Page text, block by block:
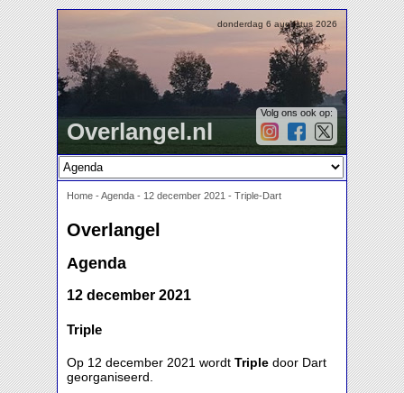
donderdag 6 augustus 2026
Overlangel.nl
Volg ons ook op:
Home -Agenda - 12 december 2021 - Triple-Dart
Overlangel
Agenda
12 december 2021
Triple
Op 12 december 2021 wordt Triple door Dart
georganiseerd.